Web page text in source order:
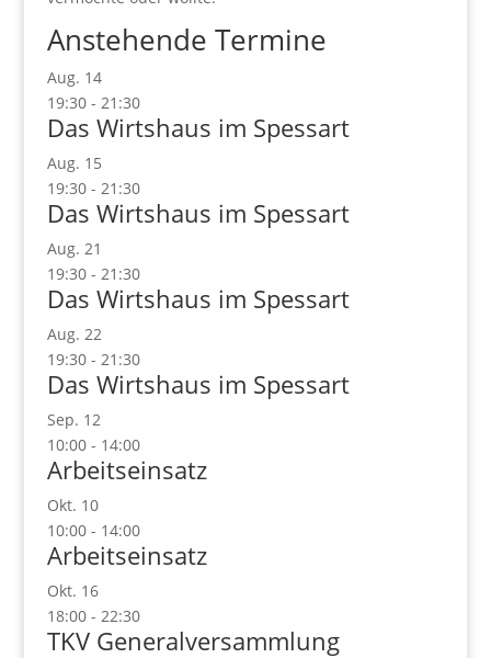
Anstehende Termine
Aug. 14
19:30- 21:30
Das Wirtshaus im Spessart
Aug. 15
19:30- 21:30
Das Wirtshaus im Spessart
Aug. 21
19:30- 21:30
Das Wirtshaus im Spessart
Aug. 22
19:30- 21:30
Das Wirtshaus im Spessart
Sep. 12
10:00- 14:00
Arbeitseinsatz
Okt. 10
10:00- 14:00
Arbeitseinsatz
Okt. 16
18:00- 22:30
TKV Generalversammlung